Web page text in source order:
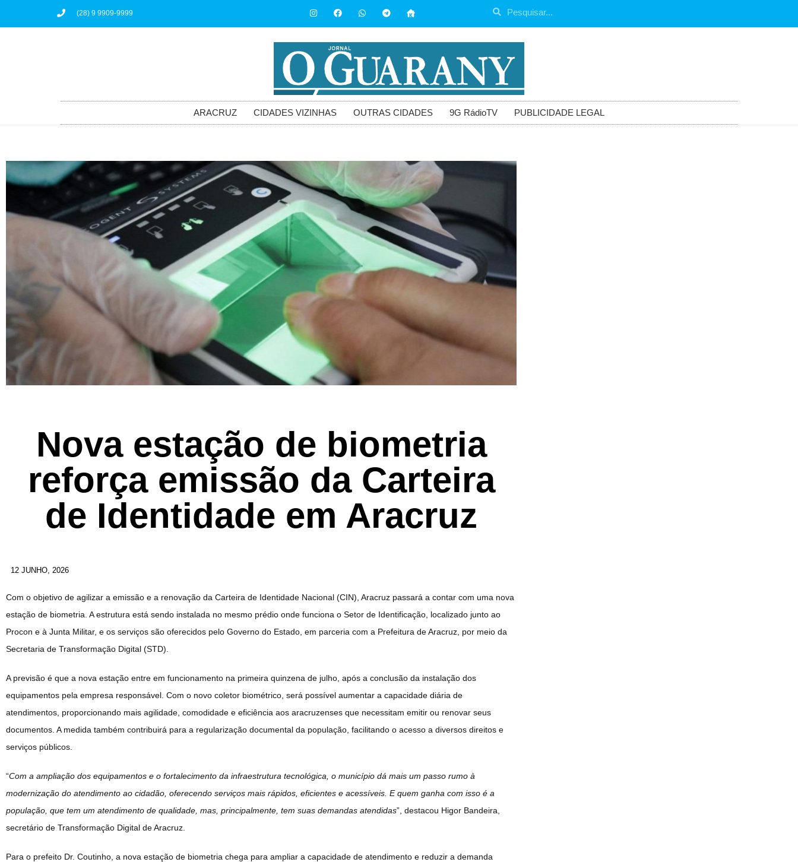
(28) 9 9909-9999
ARACRUZ CIDADES VIZINHAS OUTRAS CIDADES 9G RádioTV PUBLICIDADE LEGAL
Nova estação de biometria
reforça emissão da Carteira
de Identidade em Aracruz
12 JUNHO, 2026
Com o objetivo de agilizar a emissão e a renovação da Carteira de Identidade Nacional (CIN), Aracruz passará a contar com uma nova
estação de biometria. A estrutura está sendo instalada no mesmo prédio onde funciona o Setor de Identificação, localizado junto ao
Procon e à Junta Militar, e os serviços são oferecidos pelo Governo do Estado, em parceria com a Prefeitura de Aracruz, por meio da
Secretaria de Transformação Digital (STD).
A previsão é que a nova estação entre em funcionamento na primeira quinzena de julho, após a conclusão da instalação dos
equipamentos pela empresa responsável. Com o novo coletor biométrico, será possível aumentar a capacidade diária de
atendimentos, proporcionando mais agilidade, comodidade e eficiência aos aracruzenses que necessitam emitir ou renovar seus
documentos. A medida também contribuirá para a regularização documental da população, facilitando o acesso a diversos direitos e
serviços públicos.
“Com a ampliação dos equipamentos e o fortalecimento da infraestrutura tecnológica, o município dá mais um passo rumo à
modernização do atendimento ao cidadão, oferecendo serviços mais rápidos, eficientes e acessíveis. E quem ganha com isso é a
população, que tem um atendimento de qualidade, mas, principalmente, tem suas demandas atendidas”, destacou Higor Bandeira,
secretário de Transformação Digital de Aracruz.
Para o prefeito Dr. Coutinho, a nova estação de biometria chega para ampliar a capacidade de atendimento e reduzir a demanda